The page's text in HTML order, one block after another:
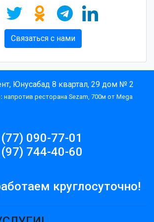
Связаться с нами
Юнусабад 8 квартал, 29 дом № 2
напротив ресторана Sezam, 700м от Mega
090-77-01
744-40-60
круглосуточно!